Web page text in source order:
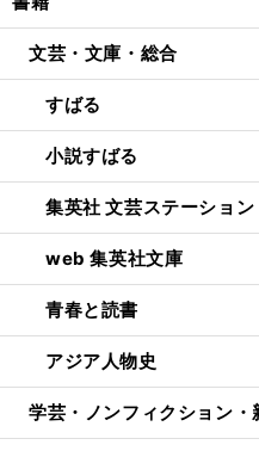
文芸・文庫・総合
すばる
小説すばる
集英社 文芸ステーション
web 集英社文庫
青春と読書
アジア人物史
学芸・ノンフィクション・